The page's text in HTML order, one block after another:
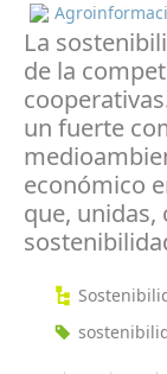
La
de la
un fuerte
económico
que,